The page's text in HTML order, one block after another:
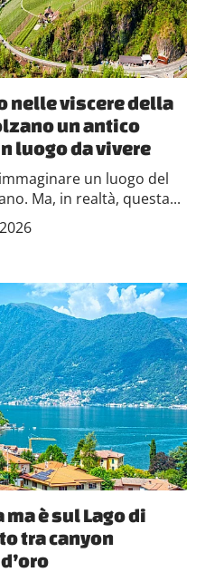
nelle viscere della
un antico
luogo da vivere
un luogo del
Ma, in realtà, questa...
è sul Lago di
tra canyon